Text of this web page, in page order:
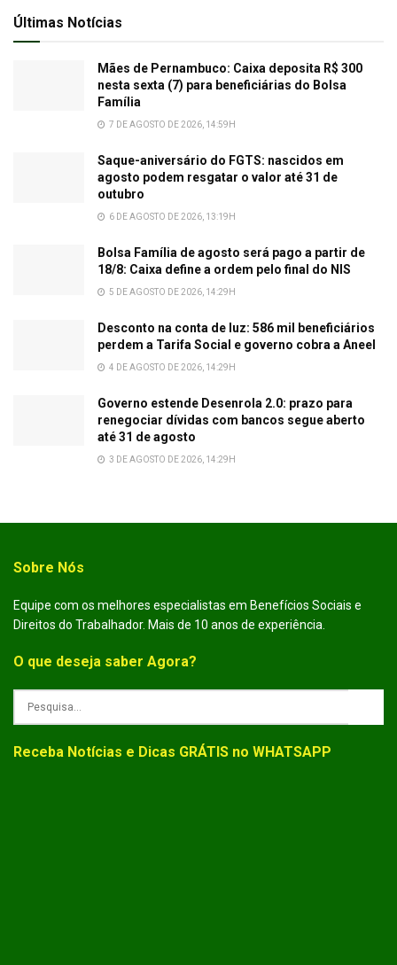
Últimas Notícias
Mães de Pernambuco: Caixa deposita R$ 300
nesta sexta (7) para beneficiárias do Bolsa
Família
7 DE AGOSTO DE 2026, 14:59H
Saque-aniversário do FGTS: nascidos em
agosto podem resgatar o valor até 31 de
outubro
6 DE AGOSTO DE 2026, 13:19H
Bolsa Família de agosto será pago a partir de
18/8: Caixa define a ordem pelo final do NIS
5 DE AGOSTO DE 2026, 14:29H
Desconto na conta de luz: 586 mil beneficiários
perdem a Tarifa Social e governo cobra a Aneel
4 DE AGOSTO DE 2026, 14:29H
Governo estende Desenrola 2.0: prazo para
renegociar dívidas com bancos segue aberto
até 31 de agosto
3 DE AGOSTO DE 2026, 14:29H
Sobre Nós
Equipe com os melhores especialistas em Benefícios Sociais e
Direitos do Trabalhador. Mais de 10 anos de experiência.
O que deseja saber Agora?
Receba Notícias e Dicas GRÁTIS no WHATSAPP